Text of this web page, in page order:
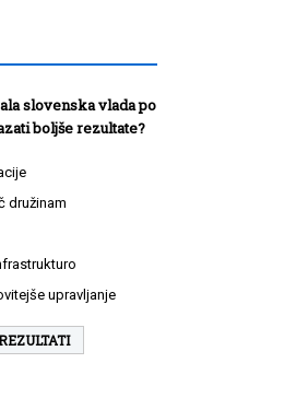
slovenska vlada po
boljše rezultate?
družinam
upravljanje